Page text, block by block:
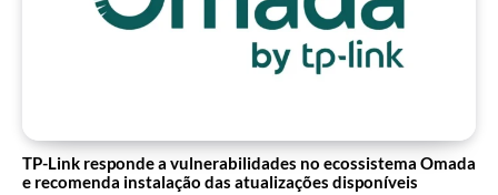
TP-Link responde a vulnerabilidades no ecossistema Omada
e recomenda instalação das atualizações disponíveis